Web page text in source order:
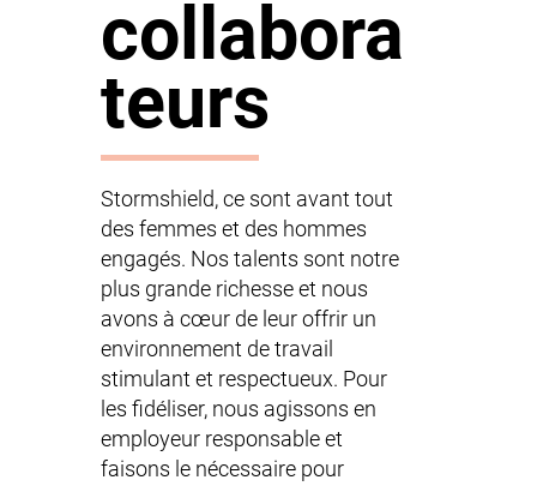
collabora
teurs
Stormshield, ce sont avant tout
des femmes et des hommes
engagés. Nos talents sont notre
plus grande richesse et nous
avons à cœur de leur offrir un
environnement de travail
stimulant et respectueux. Pour
les fidéliser, nous agissons en
employeur responsable et
faisons le nécessaire pour